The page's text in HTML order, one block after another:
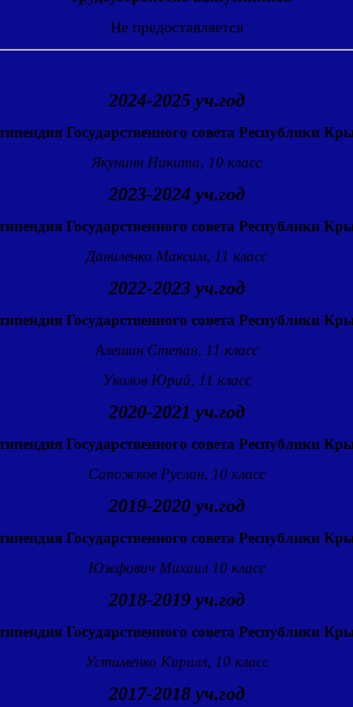
Не предоставляется
2024-2025уч.год
Государственного совета Республики
Якунинн Никита, 10 класс
2023-2024 уч.год
Государственного совета Республики
Даниленко Максим, 11 класс
2022-2023 уч.год
Государственного совета Республики
Алешин Степан, 11 класс
Уколов Юрий, 11 класс
2020-2021 уч.год
Государственного совета Республики
Сапожков Руслан, 10 класс
2019-2020 уч.год
Государственного совета Республики
Юзефович Михаил 10 класс
2018-2019 уч.год
Государственного совета Республики
Устименко Кирилл, 10 класс
2017-2018 уч.год